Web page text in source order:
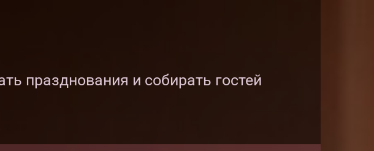
празднования и собирать гостей